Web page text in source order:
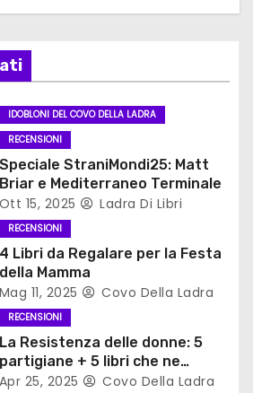
IDOBLONI DEL COVO DELLA LADRA
RECENSIONI
StraniMondi25: Matt
e Mediterraneo Terminale
15, 2025 Ladra Di Libri
RECENSIONI
Libri da Regalare per la Festa
Mamma
11, 2025 Covo Della Ladra
RECENSIONI
La Resistenza delle donne: 5
partigiane + 5 libri che ne
parlano
Apr 25, 2025 Covo Della Ladra